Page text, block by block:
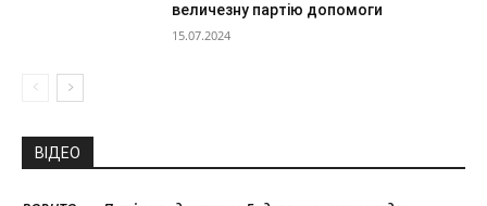
величезну партію допомоги
15.07.2024
ВІДЕО